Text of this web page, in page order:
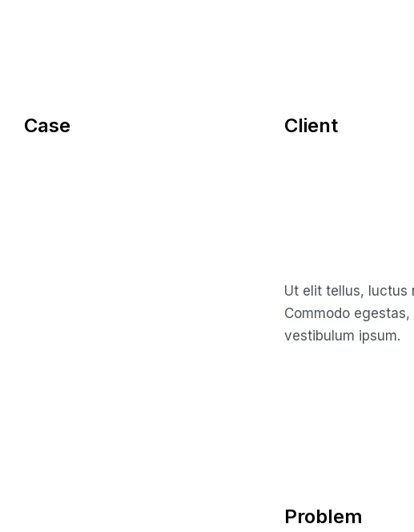
Case Client
Ut elit tellus, luctus
Commodo
vestibulum ipsum.
Problem